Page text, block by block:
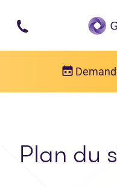
Passer au
Plan du